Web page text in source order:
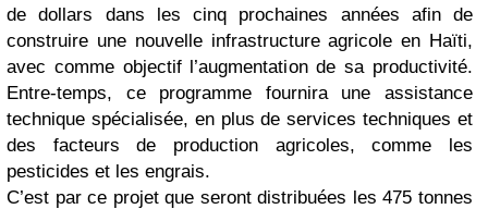
de dollars dans les cinq prochaines années afin de
construire une nouvelle infrastructure agricole en Haïti,
avec comme objectif l’augmentation de sa productivité.
Entre-temps, ce programme fournira une assistance
technique spécialisée, en plus de services techniques et
des facteurs de production agricoles, comme les
pesticides et les engrais.
C’est par ce projet que seront distribuées les 475 tonnes